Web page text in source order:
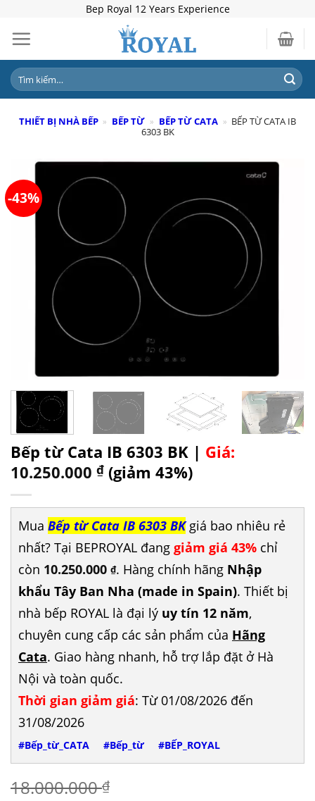
content
Bep Royal 12 Years Experience
Tìm
kiếm:
THIẾT BỊ NHÀ BẾP » BẾP TỪ » BẾP TỪ CATA » BẾP TỪ CATA IB
6303 BK
-43%
Bếp từ Cata IB 6303 BK | Giá:
10.250.000 ₫ (giảm 43%)
Mua Bếp từ Cata IB 6303 BKgiá bao nhiêu rẻ
nhất? Tại BEPROYAL đang giảm giá 43% chỉ
còn 10.250.000 ₫. Hàng chính hãng Nhập
khẩu Tây Ban Nha (made in Spain). Thiết bị
nhà bếp ROYAL là đại lý uy tín 12 năm,
chuyên cung cấp các sản phẩm của Hãng
Cata. Giao hàng nhanh, hỗ trợ lắp đặt ở Hà
Nội và toàn quốc.
Thời gian giảm giá: Từ 01/08/2026 đến
31/08/2026
#Bếp_từ_CATA #Bếp_từ #BẾP_ROYAL
18.000.000₫